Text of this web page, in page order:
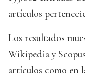
artículos
Los resultados
Wikipedia y
artículos como en